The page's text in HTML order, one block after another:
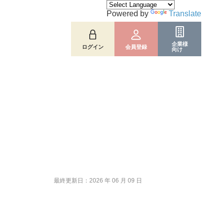
ログイン 会員登録
企業様
向け
Powered by Translate
最終更新日：2026 年 06 月 09 日